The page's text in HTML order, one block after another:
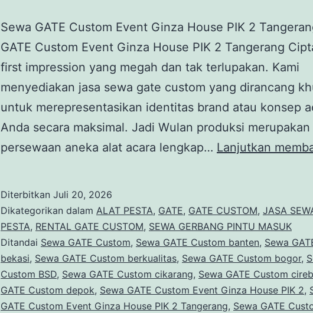
Sewa GATE Custom Event Ginza House PIK 2
GATE Custom Event Ginza House PIK 2 Tangerang
first impression yang megah dan tak terlupakan. Kami
menyediakan jasa sewa gate custom yang dirancang
untuk merepresentasikan identitas brand atau konsep
Anda secara maksimal. Jadi Wulan produksi
persewaan aneka alat acara lengkap… Lanjutkan
Diterbitkan Juli 20, 2026
Dikategorikan dalam ALAT PESTA, GATE, GATE CUSTOM, JASA
PESTA, RENTAL GATE CUSTOM, SEWA GERBANG PINTU MASUK
Ditandai Sewa GATE Custom, Sewa GATE Custom banten, Sewa
bekasi, Sewa GATE Custom berkualitas, Sewa GATE Custom bogor,
Custom BSD, Sewa GATE Custom cikarang, Sewa GATE Custom
GATE Custom depok, Sewa GATE Custom Event Ginza House PIK 2,
GATE Custom Event Ginza House PIK 2 Tangerang, Sewa GATE